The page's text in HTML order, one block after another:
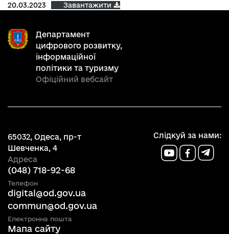
20.03.2023
Завантажити
Департамент
цифрового розвитку,
інформаційної
політики та туризму
Офіційний вебсайт
65032, Одеса, пр-т
Шевченка, 4
Адреса
Слідкуй за нами:
(048) 718-92-68
Телефон
digital@od.gov.ua
commun@od.gov.ua
Електронна пошта
Мапа сайту